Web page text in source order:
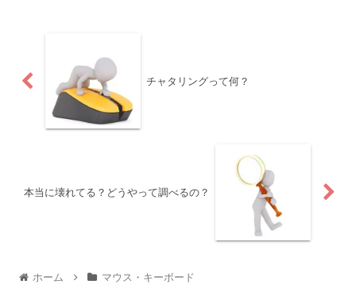
チャタリングって何？
本当に壊れてる？どうやって調べるの？
ホーム マウス・キーボード